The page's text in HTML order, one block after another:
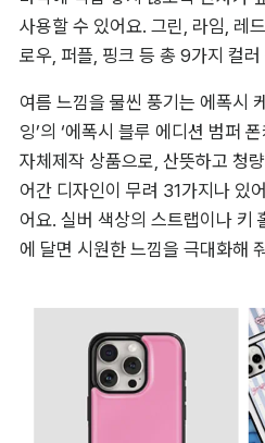
나도 한 번 써볼까?
휴대폰을 최대한 안전하게 보호하
몰’의 ‘베이직 컬러 라벨 에폭시
폭시에 고강도 아크릴이 함유된
하고 외부 충격을 효과적으로 흡
바닥에 직접 닿지 않도록 단차가
사용할 수 있어요. 그린, 라임, 레
여름 느낌을 물씬 풍기는 에폭시
잉’의 ‘에폭시 블루 에디션 범퍼
자체제작 상품으로, 산뜻하고 청
어간 디자인이 무려 31가지나 있
어요. 실버 색상의 스트랩이나 키